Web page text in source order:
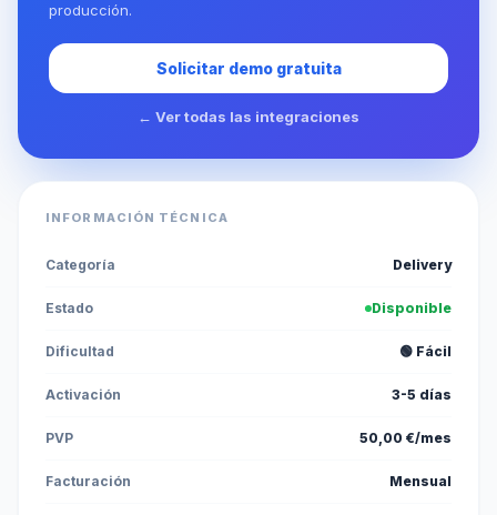
producción.
Solicitar demo gratuita
← Ver todas las integraciones
INFORMACIÓN TÉCNICA
Categoría Delivery
Estado Disponible
Dificultad 🟢 Fácil
Activación 3-5 días
PVP 50,00 €/mes
Facturación Mensual